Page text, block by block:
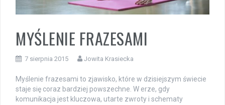
MYŚLENIE FRAZESAMI
7 sierpnia 2015 Jowita Krasiecka
Myślenie frazesami to zjawisko, które w dzisiejszym świecie
staje się coraz bardziej powszechne. W erze, gdy
komunikacja jest kluczowa, utarte zwroty i schematy